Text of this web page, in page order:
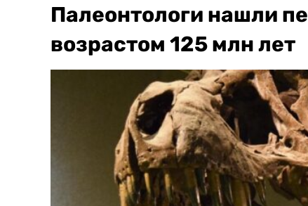
Палеонтологи нашли
возрастом 125 млн лет